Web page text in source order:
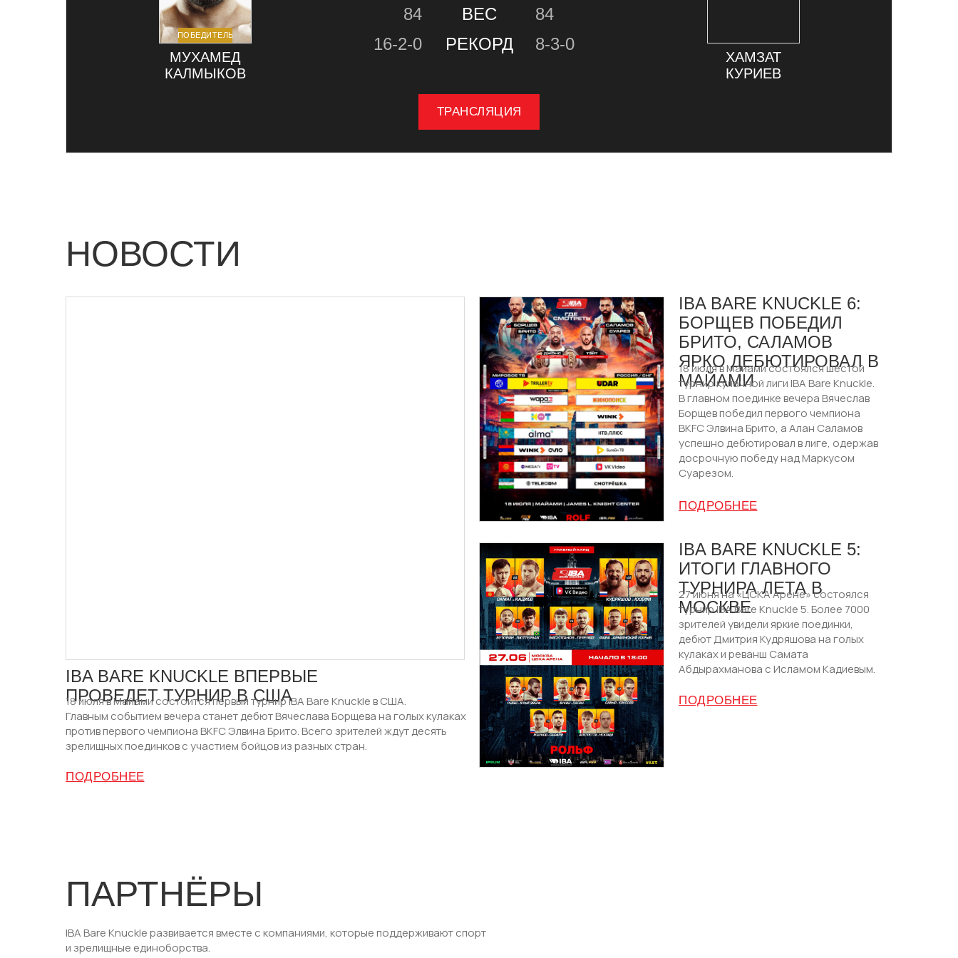
ТРАНСЛЯЦИЯ
ПОБЕДИТЕЛЬ
ВЕС
РЕКОРД
84
16-2-0
84
8-3-0
МУХАМЕД
КАЛМЫКОВ
ХАМЗАТ
КУРИЕВ
НОВОСТИ
IBA BARE KNUCKLE ВПЕРВЫЕ
ПРОВЕДЕТ ТУРНИР В США
18 июля в Майами состоится первый турнир IBA Bare Knuckle в США.
Главным событием вечера станет дебют Вячеслава Борщева на голых кулаках
против первого чемпиона BKFC Элвина Брито. Всего зрителей ждут десять
зрелищных поединков с участием бойцов из разных стран.
ПОДРОБНЕЕ
IBA BARE KNUCKLE 6:
БОРЩЕВ ПОБЕДИЛ
БРИТО, САЛАМОВ
ЯРКО ДЕБЮТИРОВАЛ В
МАЙАМИ
18 июля в Майами состоялся шестой
турнир кулачной лиги IBA Bare Knuckle.
В главном поединке вечера Вячеслав
Борщев победил первого чемпиона
BKFC Элвина Брито, а Алан Саламов
успешно дебютировал в лиге, одержав
досрочную победу над Маркусом
Суарезом.
ПОДРОБНЕЕ
IBA BARE KNUCKLE 5:
ИТОГИ ГЛАВНОГО
ТУРНИРА ЛЕТА В
МОСКВЕ
27 июня на «ЦСКА Арене» состоялся
турнир IBA Bare Knuckle 5. Более 7000
зрителей увидели яркие поединки,
дебют Дмитрия Кудряшова на голых
кулаках и реванш Самата
Абдырахманова с Исламом Кадиевым.
ПОДРОБНЕЕ
IBA Bare Knuckle развивается вместе с компаниями, которые поддерживают спорт
и зрелищные единоборства.
ПАРТНЁРЫ